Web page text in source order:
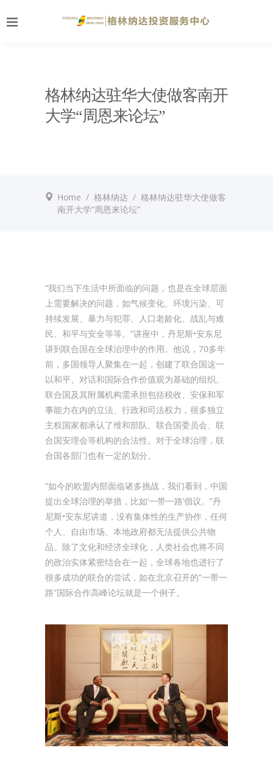
格林纳达驻华大使做客南开
大学“周恩来论坛”
Home / 格林纳达 / 格林纳达驻华大使做客
南开大学“周恩来论坛”
“我们当下生活中所面临的问题，也是在全球层面
上需要解决的问题，如气候变化、环境污染、可
持续发展、暴力与犯罪、人口老龄化、战乱与难
民、和平与安全等等。”讲座中，丹尼斯•安东尼
讲到联合国在全球治理中的作用。他说，70多年
前，多国领导人聚集在一起，创建了联合国这一
以和平、对话和国际合作价值观为基础的组织。
联合国及其附属机构需承担包括税收、安保和军
事能力在内的立法、行政和司法权力，很多独立
主权国家都承认了维和部队、联合国委员会、联
合国安理会等机构的合法性。对于全球治理，联
合国各部门也有一定的划分。
“如今的欧盟内部面临诸多挑战，我们看到，中国
提出全球治理的举措，比如‘一带一路’倡议。”丹
尼斯•安东尼讲道，没有集体性的生产协作，任何
个人、自由市场、本地政府都无法提供公共物
品。除了文化和经济全球化，人类社会也将不同
的政治实体紧密结合在一起，全球各地也进行了
很多成功的联合的尝试，如在北京召开的“一带一
路”国际合作高峰论坛就是一个例子。